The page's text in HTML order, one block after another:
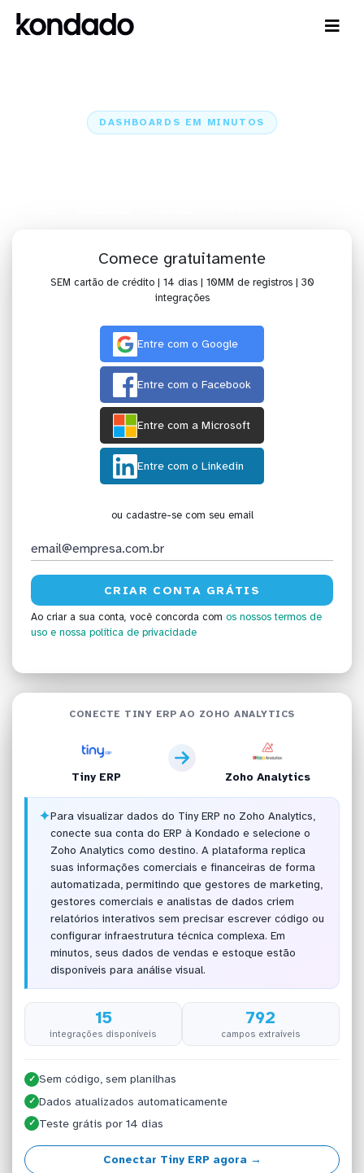
DASHBOARDS EM MINUTOS
Comece gratuitamente
SEM cartão de crédito | 14 dias | 10MM de registros | 30
integrações
Entre com o Google
Entre com o Facebook
Entre com a Microsoft
Entre com o Linkedin
ou cadastre-se com seu email
Ao criar a sua conta, você concorda com os nossos termos de
uso e nossa política de privacidade
CONECTE TINY ERP AO ZOHO ANALYTICS
Tiny ERP Zoho Analytics
✦Para visualizar dados do Tiny ERP no Zoho Analytics,
conecte sua conta do ERP à Kondado e selecione o
Zoho Analytics como destino. A plataforma replica
suas informações comerciais e financeiras de forma
automatizada, permitindo que gestores de marketing,
gestores comerciais e analistas de dados criem
relatórios interativos sem precisar escrever código ou
configurar infraestrutura técnica complexa. Em
minutos, seus dados de vendas e estoque estão
disponíveis para análise visual.
15
integrações disponíveis
792
campos extraíveis
✓ Sem código, sem planilhas
✓ Dados atualizados automaticamente
✓ Teste grátis por 14 dias
Conectar Tiny ERP agora →